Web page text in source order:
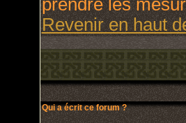
prendre les
Revenir en haut
Qui a écrit ce forum ?